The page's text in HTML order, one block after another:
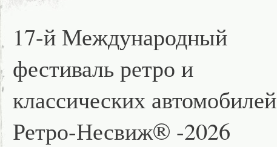
17-й Международный
фестиваль ретро и
классических автомобилей
Ретро-Несвиж® -2026